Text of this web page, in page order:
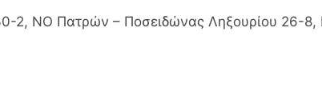
2, ΝΟ Πατρών – Ποσειδώνας Ληξουρίου 26-